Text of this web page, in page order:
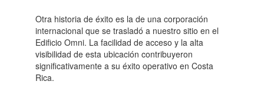
Otra historia de éxito es la de una corporación
internacional que se trasladó a nuestro sitio en el
Edificio Omni. La facilidad de acceso y la alta
visibilidad de esta ubicación contribuyeron
significativamente a su éxito operativo en Costa
Rica.